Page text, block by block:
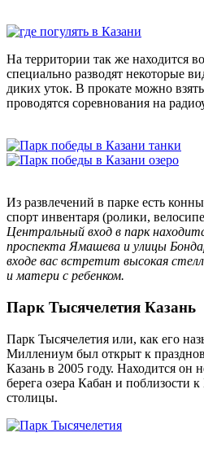
На территории так же находится
специально разводят некоторые
диких уток. В прокате можно
проводятся соревнования на
Из развлечений в парке есть
спорт инвентаря (ролики,
Центральный вход в парк
проспекта Ямашева и улицы
входе вас встретит высокая
и матери с ребенком.
Парк Тысячелетия Казань
Парк Тысячелетия или, как его
Миллениум был открыт к
Казань в 2005 году. Находится он
берега озера Кабан и поблизости
столицы.